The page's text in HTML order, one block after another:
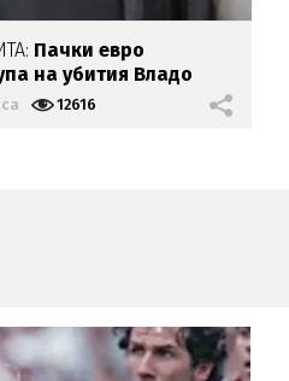
Пачки евро
на убития Владо
12616